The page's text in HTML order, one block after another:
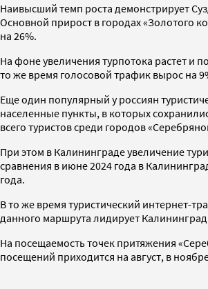
Наивысший темп роста демонстрирует
Основной прирост в городах «Золотого
на 26%.
На фоне увеличения турпотока растет и
то же время голосовой трафик вырос на
Еще один популярный у россиян
населенные пункты, в которых
всего туристов среди городов
При этом в Калининграде увеличение
сравнения в июне 2024 года в
года.
В то же время туристический интернет-
данного маршрута лидирует
На посещаемость точек притяжения
посещений приходится на август, в